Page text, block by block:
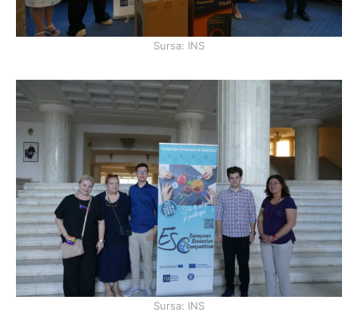
Sursa: INS
Sursa: INS